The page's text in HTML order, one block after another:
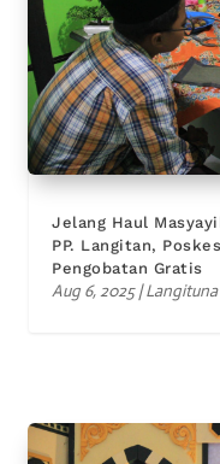
Jelang Haul
PP. Langitan,
Pengobatan Gratis
Aug 6, 2025|Langituna